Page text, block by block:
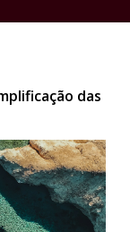
das